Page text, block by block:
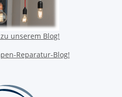
unserem Blog!
Reparatur-Blog!